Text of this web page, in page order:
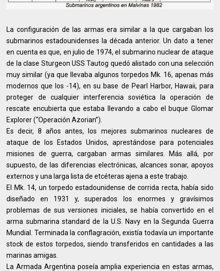
La configuración de las armas era similar a la que cargaban los
submarinos estadounidenses la década anterior. Un dato a tener
en cuenta es que, en julio de 1974, el submarino nuclear de ataque
de la clase Sturgeon USS Tautog quedó alistado con una selección
muy similar (ya que llevaba algunos torpedos Mk. 16, apenas más
modernos que los -14), en su base de Pearl Harbor, Hawaii, para
proteger de cualquier interferencia soviética la operación de
rescate encubierta que estaba llevando a cabo el buque Glomar
Explorer (“Operación Azorian”).
Es decir, 8 años antes, los mejores submarinos nucleares de
ataque de los Estados Unidos, aprestándose para potenciales
misiones de guerra, cargaban armas similares. Más allá, por
supuesto, de las diferencias electrónicas, alcances sonar, apoyos
externos y una larga lista de etcéteras ajena a este trabajo.
El Mk. 14, un torpedo estadounidense de corrida recta, había sido
diseñado en 1931 y, superados los enormes y gravísimos
problemas de sus versiones iniciales, se había convertido en el
arma submarina standard de la U.S. Navy en la Segunda Guerra
Mundial. Terminada la conflagración, existía todavía un importante
stock de estos torpedos, siendo transferidos en cantidades a las
marinas amigas.
La Armada Argentina poseía amplia experiencia en estas armas,